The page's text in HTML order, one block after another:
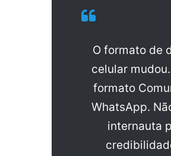
O formato de
celular
formato
WhatsApp.
internauta